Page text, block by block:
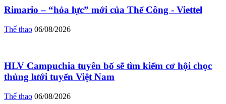
Rimario – “hỏa lực” mới của Thể Công - Viettel
Thể thao 06/08/2026
HLV Campuchia tuyên bố sẽ tìm kiếm cơ hội chọc
thủng lưới tuyển Việt Nam
Thể thao 06/08/2026